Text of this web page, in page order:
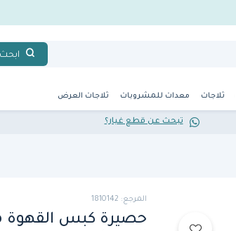
ابحث
ثلاجات معدات للمشروبات ثلاجات العرض
تبحث عن قطع غيار؟
المرجع: 1810142
حصيرة كبس